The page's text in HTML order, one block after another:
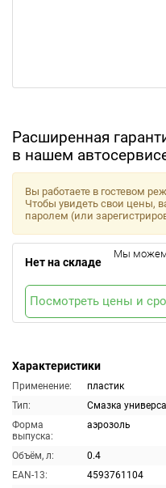
Расширенная
в нашем
Характеристики
Применение:
пластик
Тип:
Смазка
Форма
выпуска:
аэрозоль
Объём, л:
0.4
EAN-13:
4593761104
Вы работаете в гостевом
Чтобы увидеть свои цены,
паролем (или
Нет на складе
Мы можем
Посмотреть цены и